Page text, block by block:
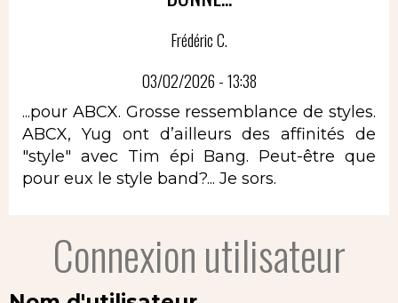
Frédéric C.
03/02/2026 - 13:38
...pour ABCX. Grosse ressemblance de styles.
ABCX, Yug ont d’ailleurs des affinités de
"style" avec Tim épi Bang. Peut-être que
pour eux le style band?... Je sors.
Connexion utilisateur